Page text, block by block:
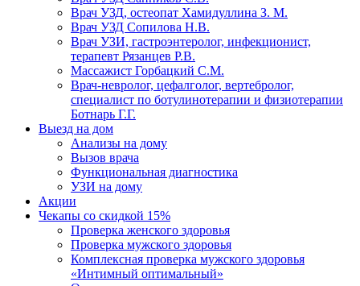
Врач УЗД, остеопат Хамидуллина З. М.
Врач УЗД Сопилова Н.В.
Врач УЗИ, гастроэнтеролог, инфекционист,
терапевт Рязанцев Р.В.
Массажист Горбацкий С.М.
Врач-невролог, цефалголог, вертебролог,
специалист по ботулинотерапии и физиотерапии
Ботнарь Г.Г.
Выезд на дом
Анализы на дому
Вызов врача
Функциональная диагностика
УЗИ на дому
Акции
Чекапы со скидкой 15%
Проверка женского здоровья
Проверка мужского здоровья
Комплексная проверка мужского здоровья
«Интимный оптимальный»